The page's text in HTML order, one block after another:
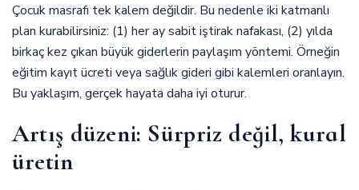
Çocuk masrafı tek kalem değildir. Bu nedenle iki katmanlı
plan kurabilirsiniz: (1) her ay sabit iştirak nafakası, (2) yılda
birkaç kez çıkan büyük giderlerin paylaşım yöntemi. Örneğin
eğitim kayıt ücreti veya sağlık gideri gibi kalemleri oranlayın.
Bu yaklaşım, gerçek hayata daha iyi oturur.
Artış düzeni: Sürpriz değil, kural
üretin